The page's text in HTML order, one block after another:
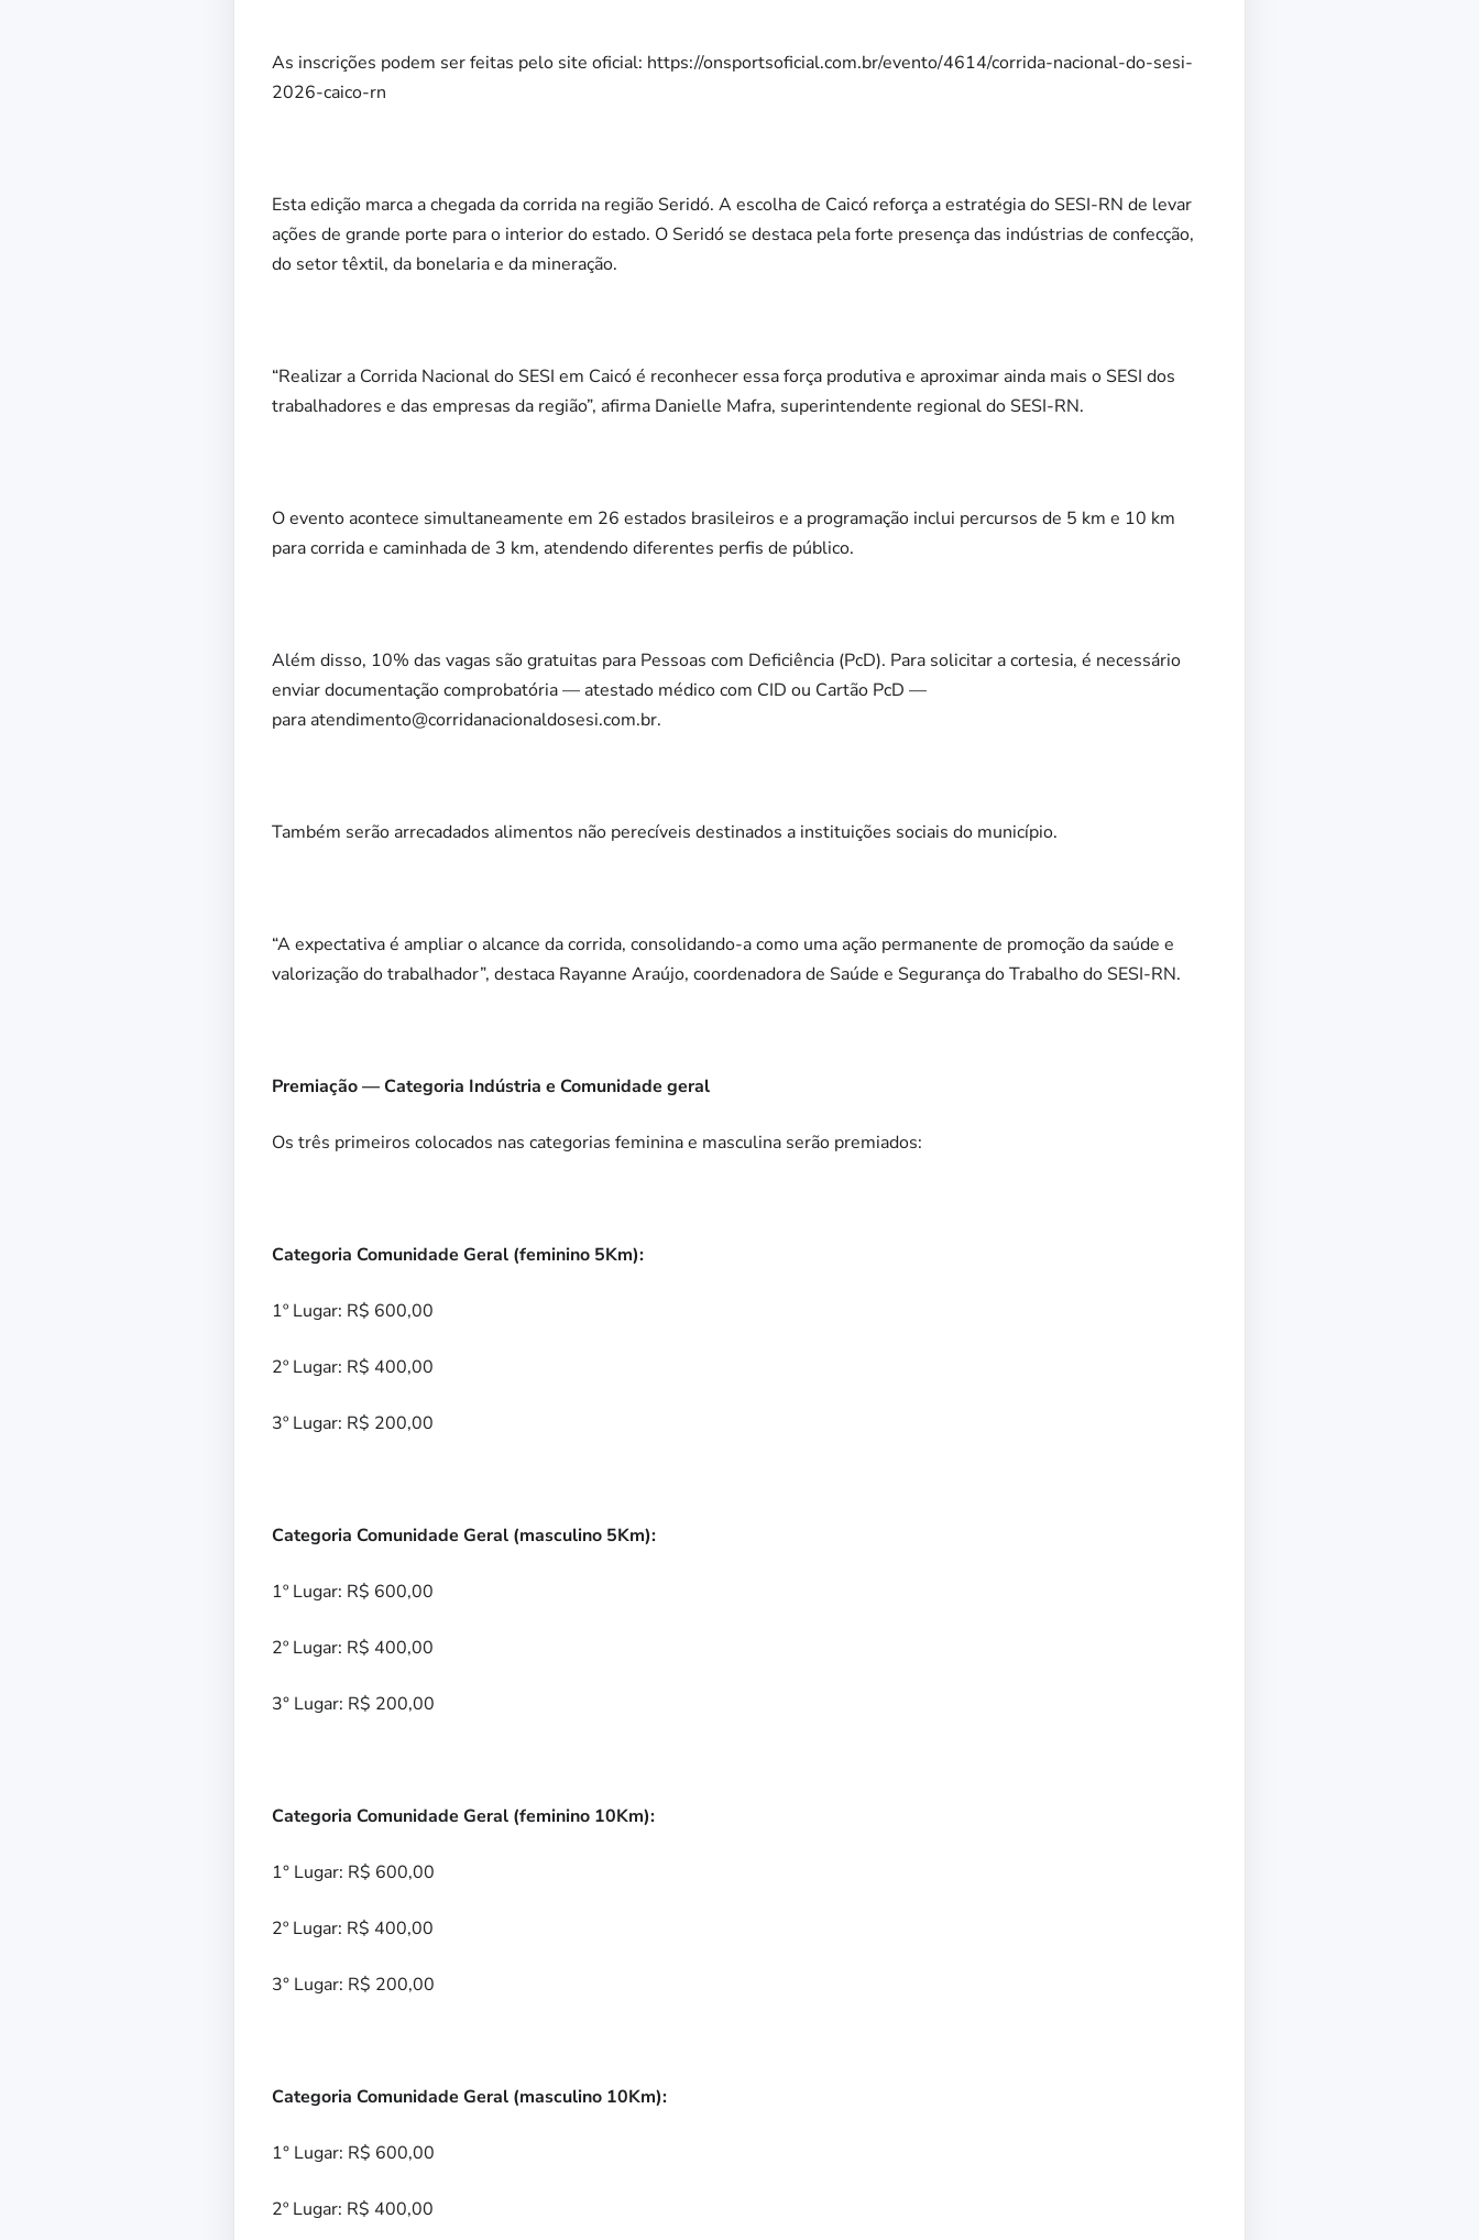
As inscrições podem ser feitas pelo site oficial: https://onsportsoficial.com.br/evento/4614/corrida-nacional-do-sesi-
2026-caico-rn
Esta edição marca a chegada da corrida na região Seridó. A escolha de Caicó reforça a estratégia do SESI-RN de levar
ações de grande porte para o interior do estado. O Seridó se destaca pela forte presença das indústrias de confecção,
do setor têxtil, da bonelaria e da mineração.
“Realizar a Corrida Nacional do SESI em Caicó é reconhecer essa força produtiva e aproximar ainda mais o SESI dos
trabalhadores e das empresas da região”, afirma Danielle Mafra, superintendente regional do SESI-RN.
O evento acontece simultaneamente em 26 estados brasileiros e a programação inclui percursos de 5 km e 10 km
para corrida e caminhada de 3 km, atendendo diferentes perfis de público.
Além disso, 10% das vagas são gratuitas para Pessoas com Deficiência (PcD). Para solicitar a cortesia, é necessário
enviar documentação comprobatória — atestado médico com CID ou Cartão PcD —
para atendimento@corridanacionaldosesi.com.br.
Também serão arrecadados alimentos não perecíveis destinados a instituições sociais do município.
“A expectativa é ampliar o alcance da corrida, consolidando-a como uma ação permanente de promoção da saúde e
valorização do trabalhador”, destaca Rayanne Araújo, coordenadora de Saúde e Segurança do Trabalho do SESI-RN.
Premiação — Categoria Indústria e Comunidade geral
Os três primeiros colocados nas categorias feminina e masculina serão premiados:
Categoria Comunidade Geral (feminino 5Km):
1º Lugar: R$ 600,00
2º Lugar: R$ 400,00
3º Lugar: R$ 200,00
Categoria Comunidade Geral (masculino 5Km):
1º Lugar: R$ 600,00
2º Lugar: R$ 400,00
3° Lugar: R$ 200,00
Categoria Comunidade Geral (feminino 10Km):
1° Lugar: R$ 600,00
2º Lugar: R$ 400,00
3° Lugar: R$ 200,00
Categoria Comunidade Geral (masculino 10Km):
1° Lugar: R$ 600,00
2º Lugar: R$ 400,00